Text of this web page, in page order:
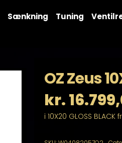
Sænkning Tuning
OZ Zeus
kr.
i 10X20 GLOSS BLACK